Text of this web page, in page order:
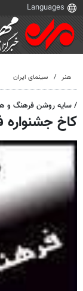
هنر سینمای ایران
/ سایه روشن فرهنگ و
کاخ جشنواره